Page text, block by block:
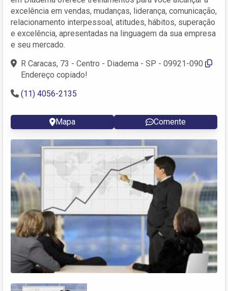
excelência em vendas, mudanças, liderança, comunicação,
relacionamento interpessoal, atitudes, hábitos, superação
e excelência, apresentadas na linguagem da sua empresa
e seu mercado.
R Caracas, 73 - Centro - Diadema - SP - 09921-090
Endereço copiado!
(11) 4056-2135
Mapa Comente